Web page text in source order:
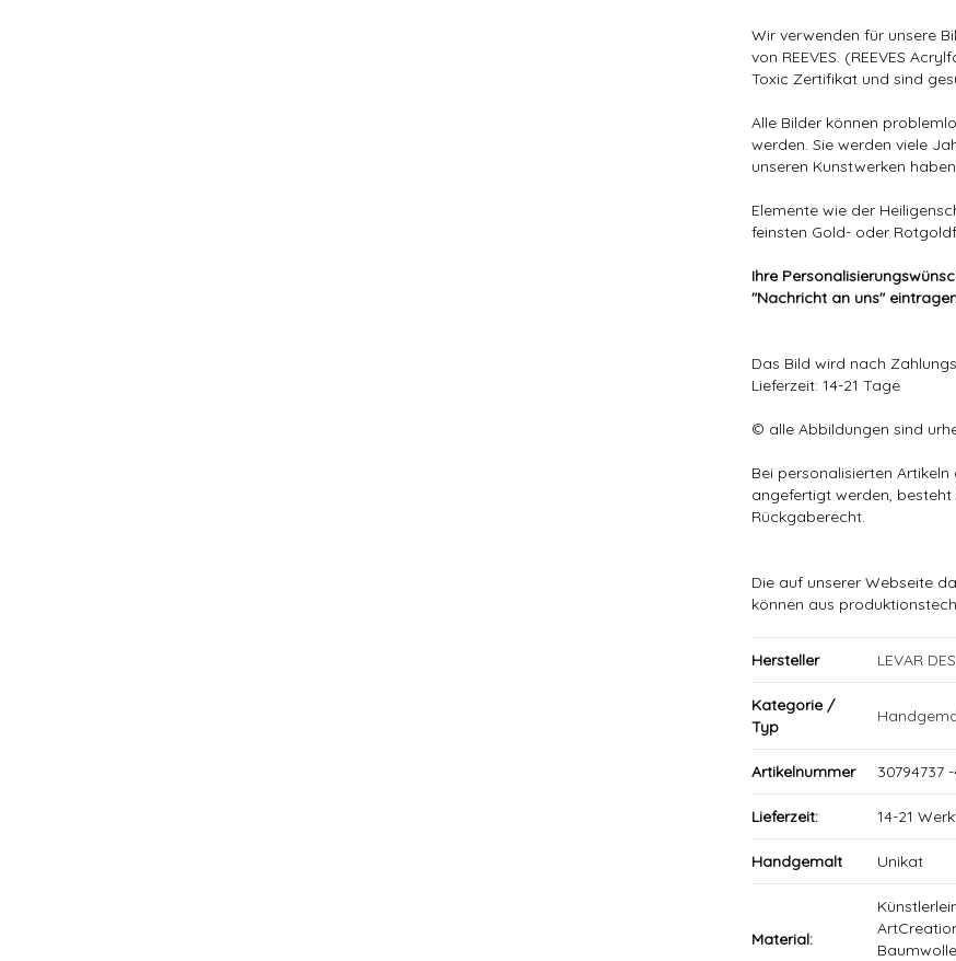
Wir verwenden für unsere
von REEVES. (REEVES
Toxic Zertifikat und sind
Alle Bilder können
werden. Sie werden viele
unseren Kunstwerken
Elemente wie der
feinsten Gold- oder
Ihre
"Nachricht an uns"
Das Bild wird nach
Lieferzeit: 14-21 Tage
© alle Abbildungen sind
Bei personalisierten
angefertigt werden,
Rückgaberecht.
Die auf unserer Webseite
können aus
Hersteller LEVAR
Kategorie /
Typ
Artikelnummer 30794737
Lieferzeit: 14-21
Handgemalt Unikat
Material: